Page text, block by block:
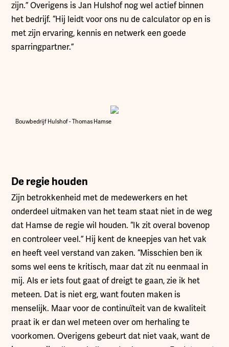
zijn.” Overigens is Jan Hulshof nog wel actief binnen
het bedrijf. “Hij leidt voor ons nu de calculator op en is
met zijn ervaring, kennis en netwerk een goede
sparringpartner.”
Bouwbedrijf Hulshof - Thomas Hamse
De regie houden
Zijn betrokkenheid met de medewerkers en het
onderdeel uitmaken van het team staat niet in de weg
dat Hamse de regie wil houden. “Ik zit overal bovenop
en controleer veel.” Hij kent de kneepjes van het vak
en heeft veel verstand van zaken. “Misschien ben ik
soms wel eens te kritisch, maar dat zit nu eenmaal in
mij. Als er iets fout gaat of dreigt te gaan, zie ik het
meteen. Dat is niet erg, want fouten maken is
menselijk. Maar voor de continuïteit van de kwaliteit
praat ik er dan wel meteen over om herhaling te
voorkomen. Overigens gebeurt dat niet vaak, want de